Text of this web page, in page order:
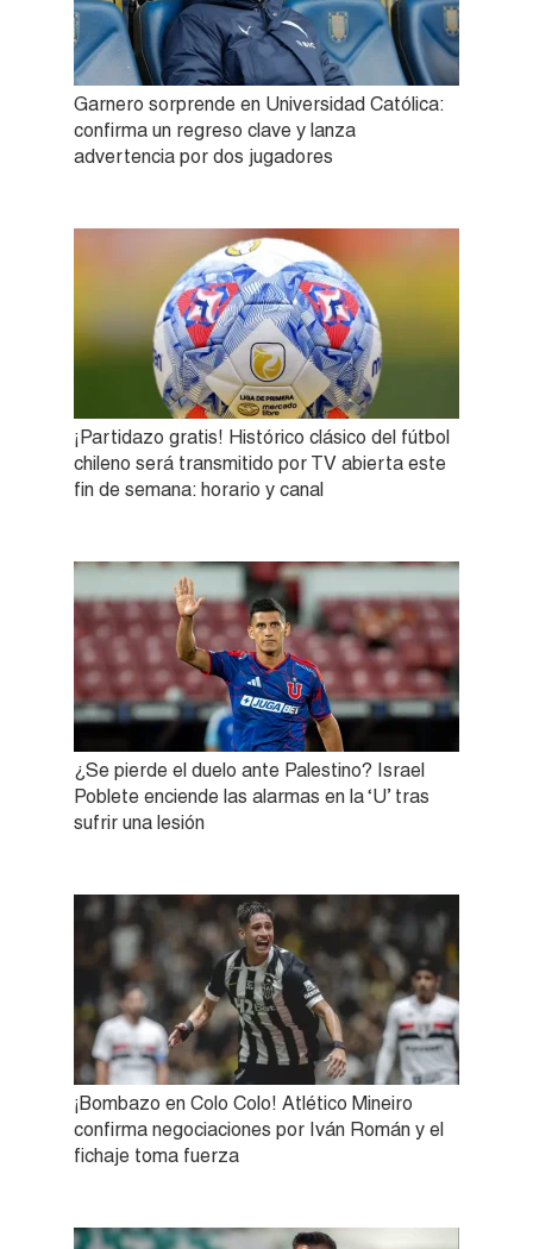
Garnero sorprende en Universidad Católica:
confirma un regreso clave y lanza
advertencia por dos jugadores
¡Partidazo gratis! Histórico clásico del fútbol
chileno será transmitido por TV abierta este
fin de semana: horario y canal
¿Se pierde el duelo ante Palestino? Israel
Poblete enciende las alarmas en la ‘U’ tras
sufrir una lesión
¡Bombazo en Colo Colo! Atlético Mineiro
confirma negociaciones por Iván Román y el
fichaje toma fuerza